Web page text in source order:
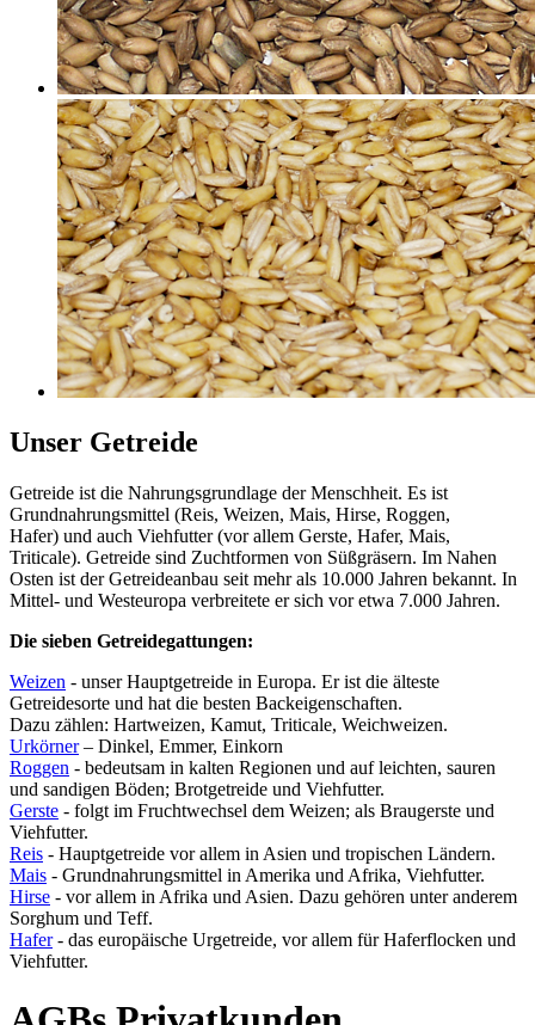
Unser Getreide
Getreide ist die Nahrungsgrundlage der Menschheit. Es ist
Grundnahrungsmittel (Reis, Weizen, Mais, Hirse, Roggen,
Hafer) und auch Viehfutter (vor allem Gerste, Hafer, Mais,
Triticale). Getreide sind Zuchtformen von Süßgräsern. Im Nahen
Osten ist der Getreideanbau seit mehr als 10.000 Jahren bekannt. In
Mittel- und Westeuropa verbreitete er sich vor etwa 7.000 Jahren.
Die sieben Getreidegattungen:
Weizen - unser Hauptgetreide in Europa. Er ist die älteste
Getreidesorte und hat die besten Backeigenschaften.
Dazu zählen: Hartweizen, Kamut, Triticale, Weichweizen.
Urkörner– Dinkel, Emmer, Einkorn
Roggen - bedeutsam in kalten Regionen und auf leichten, sauren
und sandigen Böden; Brotgetreide und Viehfutter.
Gerste - folgt im Fruchtwechsel dem Weizen; als Braugerste und
Viehfutter.
Reis - Hauptgetreide vor allem in Asien und tropischen Ländern.
Mais - Grundnahrungsmittel in Amerika und Afrika, Viehfutter.
Hirse - vor allem in Afrika und Asien. Dazu gehören unter anderem
Sorghum und Teff.
Hafer- das europäische Urgetreide, vor allem für Haferflocken und
Viehfutter.